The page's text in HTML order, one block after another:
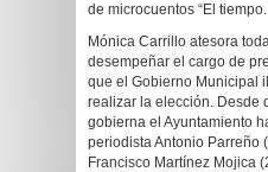
de microcuentos “El
Mónica Carrillo atesora
desempeñar el cargo de
que el Gobierno Municipal
realizar la elección. Desde
gobierna el Ayuntamiento
periodista Antonio Parreño
Francisco Martínez Mojica